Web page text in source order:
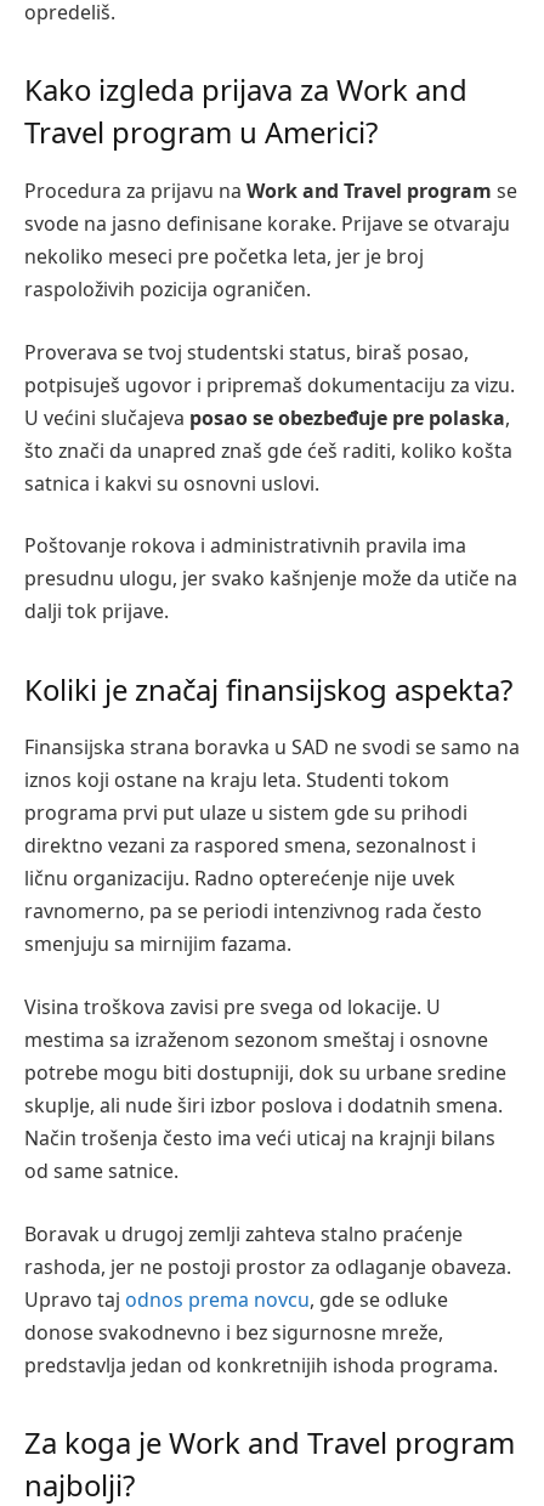
opredeliš.
Kako izgleda prijava za Work and
Travel program u Americi?
Procedura za prijavu na Work and Travel program se
svode na jasno definisane korake. Prijave se otvaraju
nekoliko meseci pre početka leta, jer je broj
raspoloživih pozicija ograničen.
Proverava se tvoj studentski status, biraš posao,
potpisuješ ugovor i pripremaš dokumentaciju za vizu.
U većini slučajeva posao se obezbeđuje pre polaska,
što znači da unapred znaš gde ćeš raditi, koliko košta
satnica i kakvi su osnovni uslovi.
Poštovanje rokova i administrativnih pravila ima
presudnu ulogu, jer svako kašnjenje može da utiče na
dalji tok prijave.
Koliki je značaj finansijskog aspekta?
Finansijska strana boravka u SAD ne svodi se samo na
iznos koji ostane na kraju leta. Studenti tokom
programa prvi put ulaze u sistem gde su prihodi
direktno vezani za raspored smena, sezonalnost i
ličnu organizaciju. Radno opterećenje nije uvek
ravnomerno, pa se periodi intenzivnog rada često
smenjuju sa mirnijim fazama.
Visina troškova zavisi pre svega od lokacije. U
mestima sa izraženom sezonom smeštaj i osnovne
potrebe mogu biti dostupniji, dok su urbane sredine
skuplje, ali nude širi izbor poslova i dodatnih smena.
Način trošenja često ima veći uticaj na krajnji bilans
od same satnice.
Boravak u drugoj zemlji zahteva stalno praćenje
rashoda, jer ne postoji prostor za odlaganje obaveza.
Upravo taj odnos prema novcu, gde se odluke
donose svakodnevno i bez sigurnosne mreže,
predstavlja jedan od konkretnijih ishoda programa.
Za koga je Work and Travel program
najbolji?